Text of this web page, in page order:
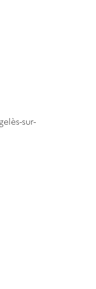
sur-